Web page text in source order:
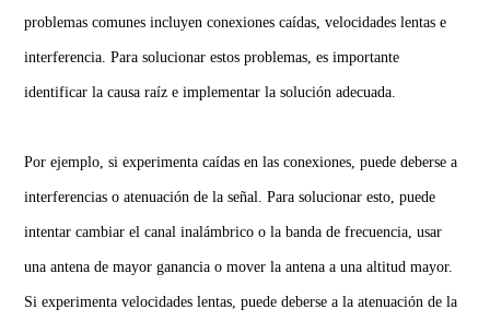
problemas comunes incluyen conexiones caídas, velocidades lentas e
interferencia. Para solucionar estos problemas, es importante
identificar la causa raíz e implementar la solución adecuada.
Por ejemplo, si experimenta caídas en las conexiones, puede deberse a
interferencias o atenuación de la señal. Para solucionar esto, puede
intentar cambiar el canal inalámbrico o la banda de frecuencia, usar
una antena de mayor ganancia o mover la antena a una altitud mayor.
Si experimenta velocidades lentas, puede deberse a la atenuación de la